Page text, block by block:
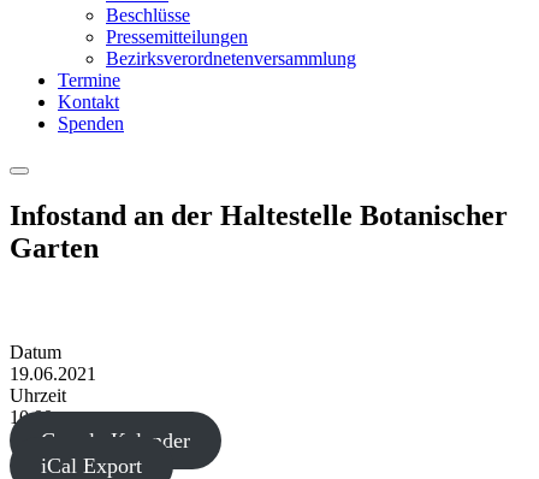
Beschlüsse
Pressemitteilungen
Bezirksverordnetenversammlung
Termine
Kontakt
Spenden
Menu
Infostand an der Haltestelle Botanischer
Garten
Datum
19.06.2021
Uhrzeit
10:00
Google Kalender
iCal Export